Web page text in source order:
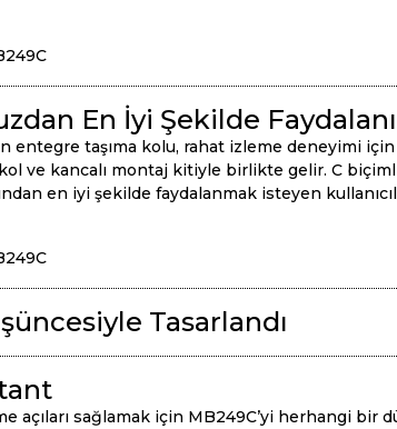
En İyi Şekilde
entegre taşıma kolu, rahat izleme deneyimi
ve kancalı montaj kitiyle birlikte gelir. C
en iyi şekilde faydalanmak isteyen
Tasarlandı
açıları sağlamak için MB249C’yi herhangi